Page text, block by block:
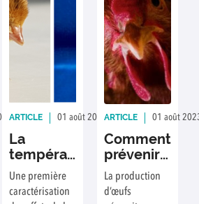
Rédaction : C.Reynaud
ARTICLE 01 août 2023 Rédaction : C
La
température
d’incubation
des œufs
de caille
Une première
caractérisation
ARTICLE 01 août
Comment
prévenir
l’ostéoporose
qui
guette
La production
d’œufs